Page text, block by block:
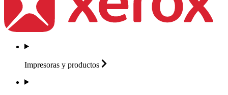
Impresoras y productos